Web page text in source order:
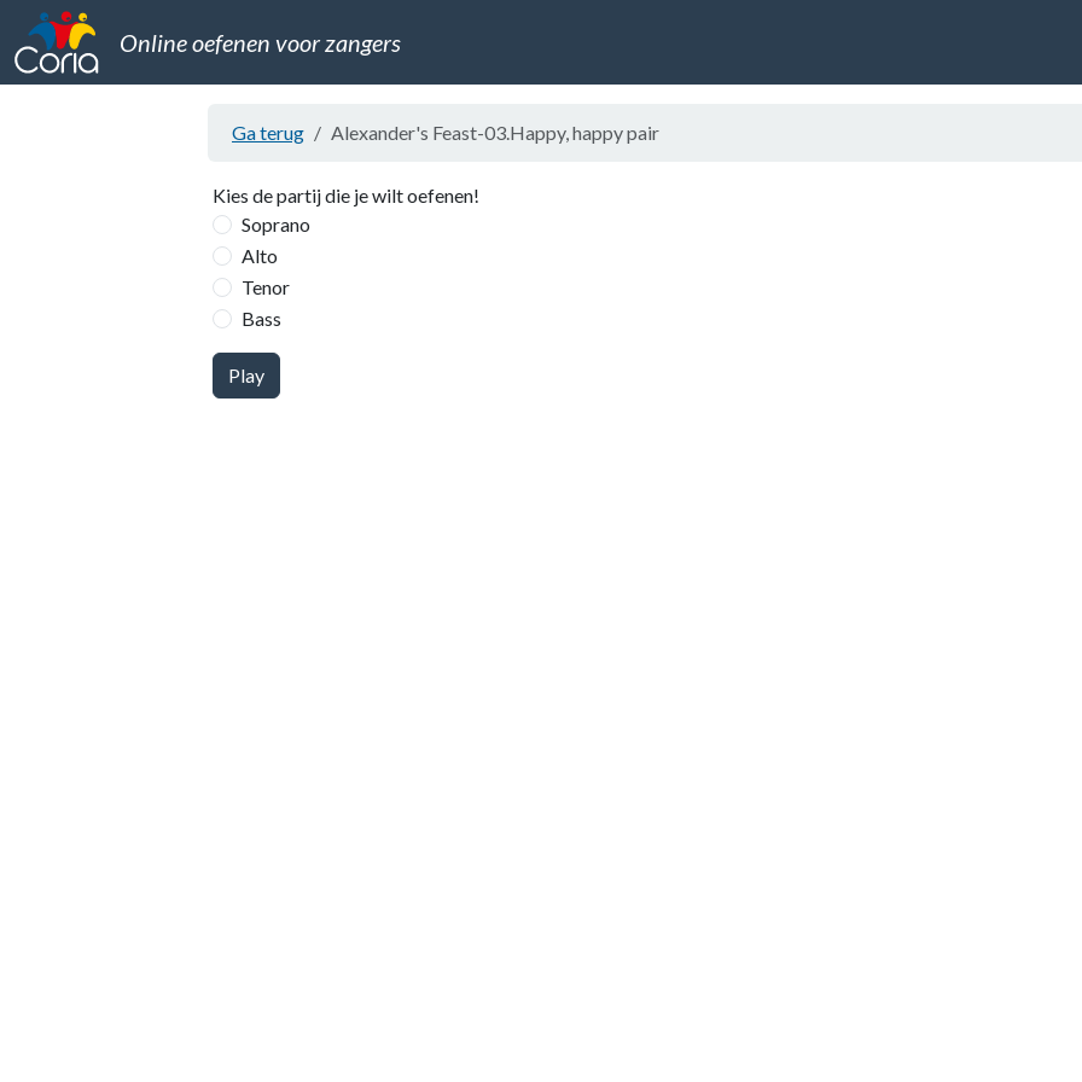
Online oefenen voor zangers
Ga terug Alexander's Feast-03.Happy, happy pair
Kies de partij die je wilt oefenen!
Soprano
Alto
Tenor
Bass
Play